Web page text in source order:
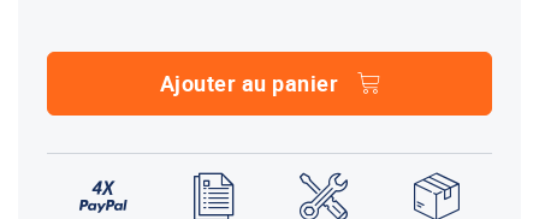
Ajouter au panier